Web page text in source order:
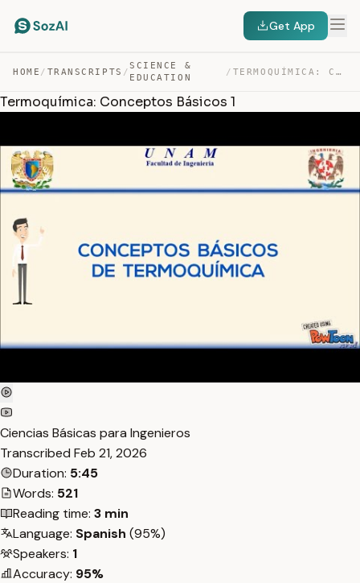
Get App
HOME / TRANSCRIPTS /
SCIENCE &
EDUCATION
/ TERMOQUÍMICA: CONCEPTOS BÁSICOS 1 — TRANSCRIPT
Termoquímica: Conceptos Básicos 1
Ciencias Básicas para Ingenieros
Transcribed Feb 21, 2026
Duration: 5:45
Words: 521
Reading time: 3 min
Language: Spanish (95%)
Speakers: 1
Accuracy: 95%